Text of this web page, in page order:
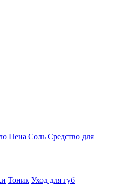
Пена Соль Средство для
Тоник Уход для губ